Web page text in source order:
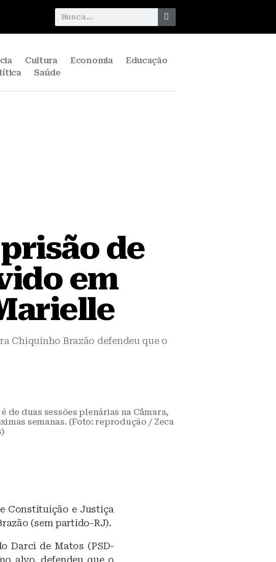
Cultura Economia
Educação
Saúde
de
em
Chiquinho Brazão defendeu que o
de duas sessões plenárias na Câmara,
semanas. (Foto: reprodução / Zeca
Constituição e Justiça
(sem partido-RJ).
Darci de Matos (PSD-
alvo, defendeu que o